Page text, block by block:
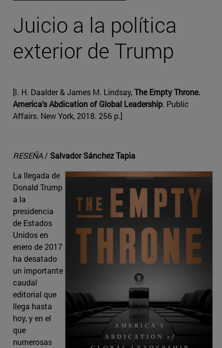
Juicio a la política
exterior de Trump
[I. H. Daalder & James M. Lindsay,The Empty Throne.
America’s Abdication of Global Leadership. Public
Affairs. New York, 2018. 256 p.]
RESEÑA / Salvador Sánchez Tapia
La llegada de
Donald Trump
a la
presidencia
de Estados
Unidos en
enero de 2017
ha desatado
un importante
caudal
editorial que
llega hasta
hoy, y en el
que
numerosas